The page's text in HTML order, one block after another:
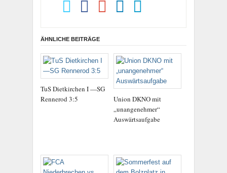
ÄHNLICHE BEITRÄGE
TuS Dietkirchen I —SG
Rennerod 3:5
Union DKNO mit
„unangenehmer“
Auswärtsaufgabe